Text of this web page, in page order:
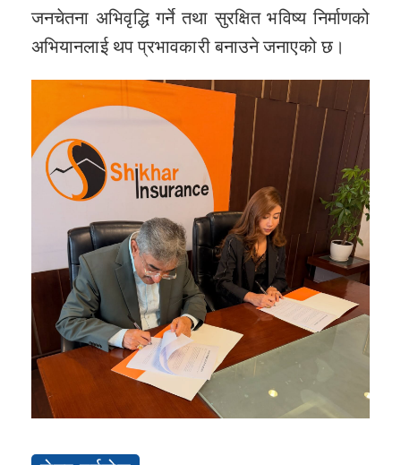
जनचेतना अभिवृद्धि गर्ने तथा सुरक्षित भविष्य निर्माणको
अभियानलाई थप प्रभावकारी बनाउने जनाएको छ।